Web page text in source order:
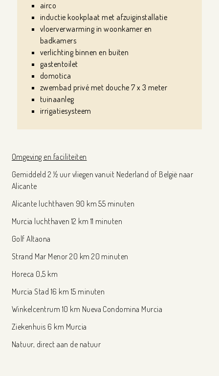
airco
inductie kookplaat met afzuiginstallatie
vloerverwarming in woonkamer en
badkamers
verlichting binnen en buiten
gastentoilet
domotica
zwembad privé met douche 7 x 3 meter
tuinaanleg
irrigatiesysteem
Omgeving en faciliteiten
Gemiddeld 2 ½ uur vliegen vanuit Nederland of België naar
Alicante
Alicante luchthaven 90 km 55 minuten
Murcia luchthaven 12 km 11 minuten
Golf Altaona
Strand Mar Menor 20 km 20 minuten
Horeca 0,5 km
Murcia Stad 16 km 15 minuten
Winkelcentrum 10 km Nueva Condomina Murcia
Ziekenhuis 6 km Murcia
Natuur, direct aan de natuur